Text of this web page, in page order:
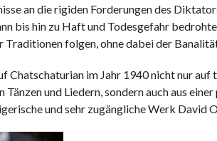
an die rigiden Forderungen des
bis hin zu Haft und Todesgefahr
folgen, ohne dabei der
Chatschaturian im Jahr 1940 nicht nur auf
und Liedern, sondern auch aus
und sehr zugängliche Werk David